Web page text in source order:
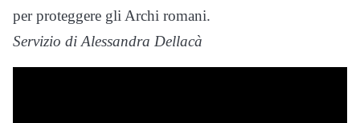
per proteggere gli Archi romani.
Servizio di Alessandra Dellacà